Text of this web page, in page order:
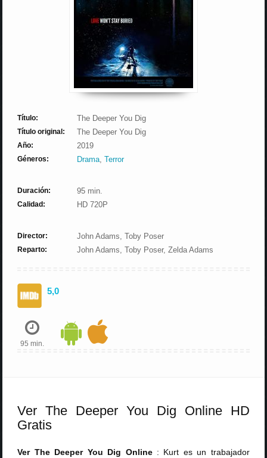
Título: The Deeper You Dig
Título original: The Deeper You Dig
Año: 2019
Géneros: Drama,Terror
Duración: 95 min.
Calidad: HD 720P
Director: John Adams, Toby Poser
Reparto: John Adams, Toby Poser, Zelda Adams
5,0
95 min.
Ver The Deeper You Dig Online HD
Gratis
Ver The Deeper You Dig Online : Kurt es un trabajador